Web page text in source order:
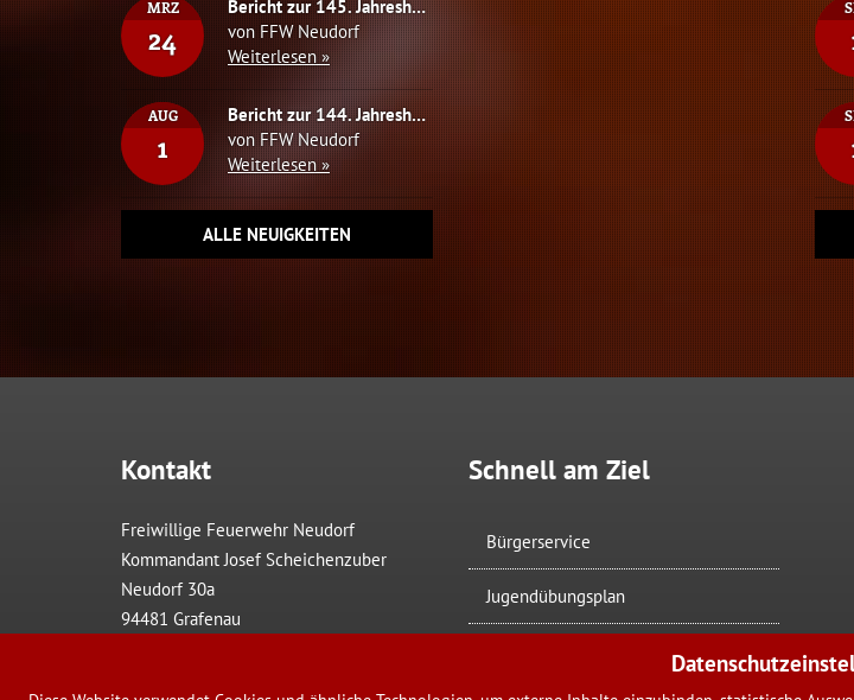
MRZ
24
Bericht zur 145. Jahreshauptversammlung
von FFW Neudorf
Weiterlesen »
AUG
1
Bericht zur 144. Jahreshauptversammlung mit Neuwahlen des Vorstandes
von FFW Neudorf
Weiterlesen »
ALLE NEUIGKEITEN
Kontakt
Freiwillige Feuerwehr Neudorf
Kommandant Josef Scheichenzuber
Neudorf 30a
94481 Grafenau
Schnell am Ziel
Bürgerservice
Jugendübungsplan